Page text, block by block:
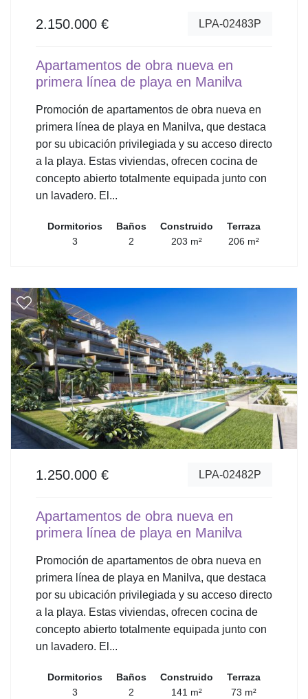
2.150.000 € LPA-02483P
Apartamentos de obra nueva en
primera línea de playa en Manilva
Promoción de apartamentos de obra nueva en
primera línea de playa en Manilva, que destaca
por su ubicación privilegiada y su acceso directo
a la playa. Estas viviendas, ofrecen cocina de
concepto abierto totalmente equipada junto con
un lavadero. El...
Dormitorios
3
Baños
2
Construido
203 m²
Terraza
206 m²
1.250.000 € LPA-02482P
Apartamentos de obra nueva en
primera línea de playa en Manilva
Promoción de apartamentos de obra nueva en
primera línea de playa en Manilva, que destaca
por su ubicación privilegiada y su acceso directo
a la playa. Estas viviendas, ofrecen cocina de
concepto abierto totalmente equipada junto con
un lavadero. El...
Dormitorios
3
Baños
2
Construido
141 m²
Terraza
73 m²